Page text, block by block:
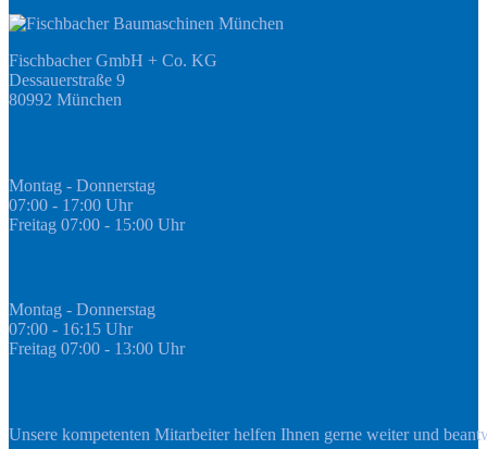
Fischbacher GmbH + Co. KG
Dessauerstraße 9
80992 München
Montag - Donnerstag
07:00 - 17:00 Uhr
Freitag 07:00 - 15:00 Uhr
Montag - Donnerstag
07:00 - 16:15 Uhr
Freitag 07:00 - 13:00 Uhr
Unsere kompetenten Mitarbeiter helfen Ihnen gerne weiter und